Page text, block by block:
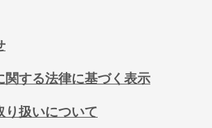
関する法律に基づく表示
り扱いについて